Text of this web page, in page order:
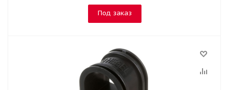
Под заказ